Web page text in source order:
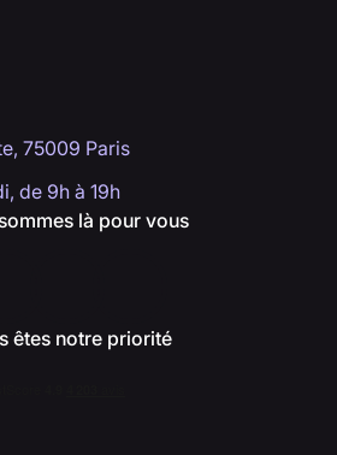
75009 Paris
de 9h à 19h
là pour vous
êtes notre priorité